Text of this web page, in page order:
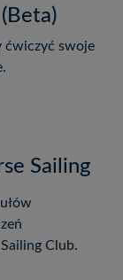
ćwiczyć swoje
Sailing
Club.